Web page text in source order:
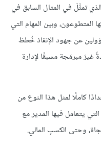
تمثَّلَ في المثال السابق في
المتطوعون، وبين المهام التي
عن جهود الإنقاذ خُططَ
غيرَ مبرمَجة مسبقًا لإدارة
كاملًا لمثل هذا النوع من
يتعامل فيها المدير مع
وحتى الكسبِ المالي.